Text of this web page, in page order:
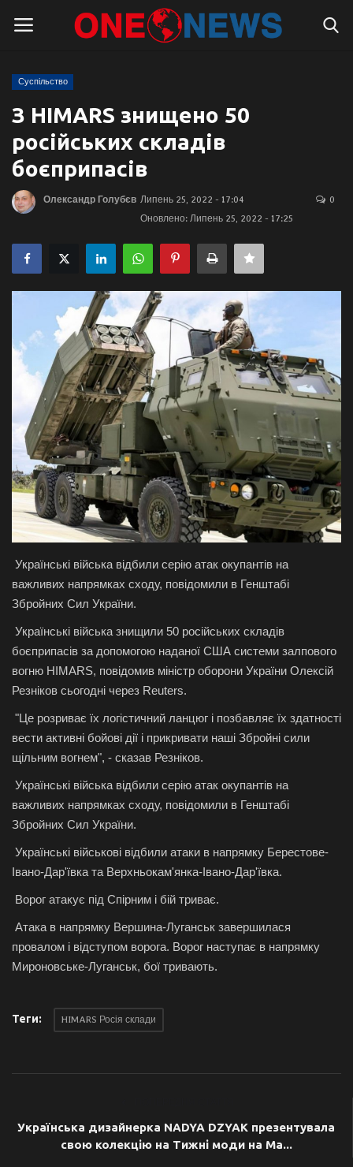
Логін
Головна
Контакти
Підтримати проєкт
Правила для блогерів
Суспільство
Галерея
Політика
Економіка
Технології
Спорт
Авто
Мова
English Ukraine
Суспільство
З HIMARS знищено 50
російських складів
боєприпасів
Олександр Голубєв Липень 25, 2022 - 17:04
Оновлено: Липень 25, 2022 - 17:25
0
Українські війська відбили серію атак окупантів на
важливих напрямках сходу, повідомили в Генштабі
Збройних Сил України.
Українські війська знищили 50 російських складів
боєприпасів за допомогою наданої США системи залпового
вогню HIMARS, повідомив міністр оборони України Олексій
Резніков сьогодні через Reuters.
"Це розриває їх логістичний ланцюг і позбавляє їх здатності
вести активні бойові дії і прикривати наші Збройні сили
щільним вогнем", - сказав Резніков.
Українські війська відбили серію атак окупантів на
важливих напрямках сходу, повідомили в Генштабі
Збройних Сил України.
Українські військові відбили атаки в напрямку Берестове-
Івано-Дар'ївка та Верхньокам'янка-Івано-Дар'ївка.
Ворог атакує під Спірним і бій триває.
Атака в напрямку Вершина-Луганськ завершилася
провалом і відступом ворога. Ворог наступає в напрямку
Мироновське-Луганськ, бої тривають.
Теги: HIMARS Росія склади
Українська дизайнерка NADYA DZYAK презентувала
свою колекцію на Тижні моди на Ма...